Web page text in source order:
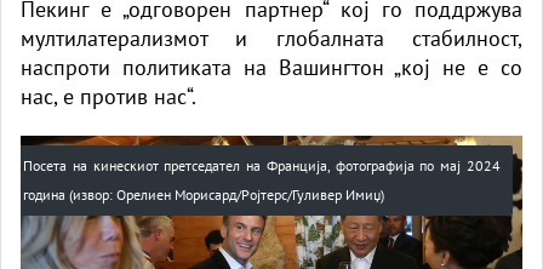
Пекинг е „одговорен партнер“ кој го поддржува
мултилатерализмот и глобалната стабилност,
наспроти политиката на Вашингтон „кој не е со
нас, е против нас“.
Посета на кинескиот претседател на Франција, фотографија по мај 2024
година (извор: Орелиен Морисард/Ројтерс/Гуливер Имиџ)